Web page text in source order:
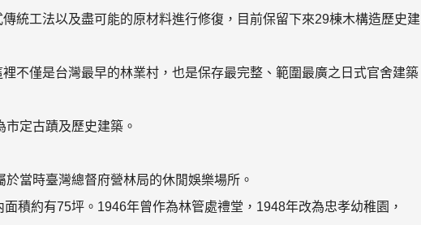
統工法以及盡可能的原材料進行修復，目前保留下來29棟木構造歷史建
不僅是台灣最早的林業村，也是保存最完整、範圍最廣之日式官舍建築
定古蹟及歷史建築。
當時臺灣總督府營林局的休閒娛樂場所。
積約有75坪。1946年曾作為林管處禮堂，1948年改為忠孝幼稚園，